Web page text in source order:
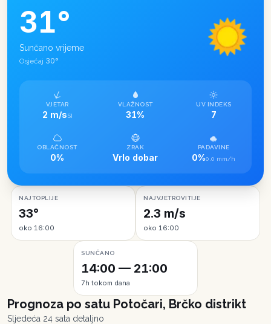
31°
Sunčano vrijeme
Osjećaj 30°
VJETAR
2 m/sSI
VLAŽNOST
31%
UV INDEKS
7
OBLAČNOST
0%
ZRAK
Vrlo dobar
PADAVINE
0%0.0 mm/h
NAJTOPLIJE
33°
oko 16:00
NAJVJETROVITIJE
2.3 m/s
oko 16:00
SUNČANO
14:00 — 21:00
7h tokom dana
Prognoza po satu Potočari, Brčko distrikt
Sljedeća 24 sata detaljno